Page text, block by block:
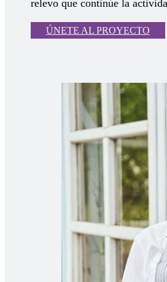
relevo que continúe la
ÚNETE AL PROYECTO